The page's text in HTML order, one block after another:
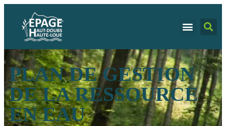
PLAN DE GESTION
DE LA RESSOURCE
EN EAU